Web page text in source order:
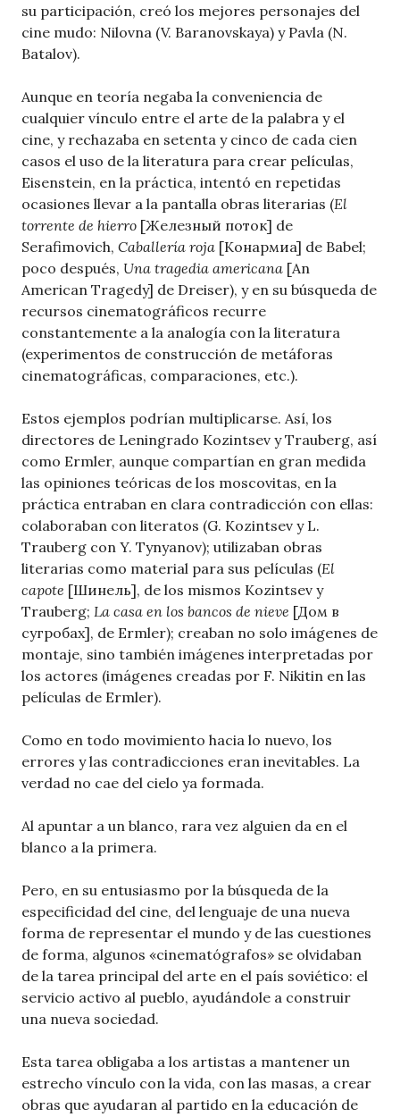
su participación, creó los mejores personajes del
cine mudo: Nilovna (V. Baranovskaya) y Pavla (N.
Batalov).
Aunque en teoría negaba la conveniencia de
cualquier vínculo entre el arte de la palabra y el
cine, y rechazaba en setenta y cinco de cada cien
casos el uso de la literatura para crear películas,
Eisenstein, en la práctica, intentó en repetidas
ocasiones llevar a la pantalla obras literarias (El
torrente de hierro [Железный поток] de
Serafimovich, Caballería roja [Конармиa] de Babel;
poco después, Una tragedia americana [An
American Tragedy] de Dreiser), y en su búsqueda de
recursos cinematográficos recurre
constantemente a la analogía con la literatura
(experimentos de construcción de metáforas
cinematográficas, comparaciones, etc.).
Estos ejemplos podrían multiplicarse. Así, los
directores de Leningrado Kozintsev y Trauberg, así
como Ermler, aunque compartían en gran medida
las opiniones teóricas de los moscovitas, en la
práctica entraban en clara contradicción con ellas:
colaboraban con literatos (G. Kozintsev y L.
Trauberg con Y. Tynyanov); utilizaban obras
literarias como material para sus películas (El
capote [Шинель], de los mismos Kozintsev y
Trauberg; La casa en los bancos de nieve [Дом в
сугробах], de Ermler); creaban no solo imágenes de
montaje, sino también imágenes interpretadas por
los actores (imágenes creadas por F. Nikitin en las
películas de Ermler).
Como en todo movimiento hacia lo nuevo, los
errores y las contradicciones eran inevitables. La
verdad no cae del cielo ya formada.
Al apuntar a un blanco, rara vez alguien da en el
blanco a la primera.
Pero, en su entusiasmo por la búsqueda de la
especificidad del cine, del lenguaje de una nueva
forma de representar el mundo y de las cuestiones
de forma, algunos «cinematógrafos» se olvidaban
de la tarea principal del arte en el país soviético: el
servicio activo al pueblo, ayudándole a construir
una nueva sociedad.
Esta tarea obligaba a los artistas a mantener un
estrecho vínculo con la vida, con las masas, a crear
obras que ayudaran al partido en la educación de